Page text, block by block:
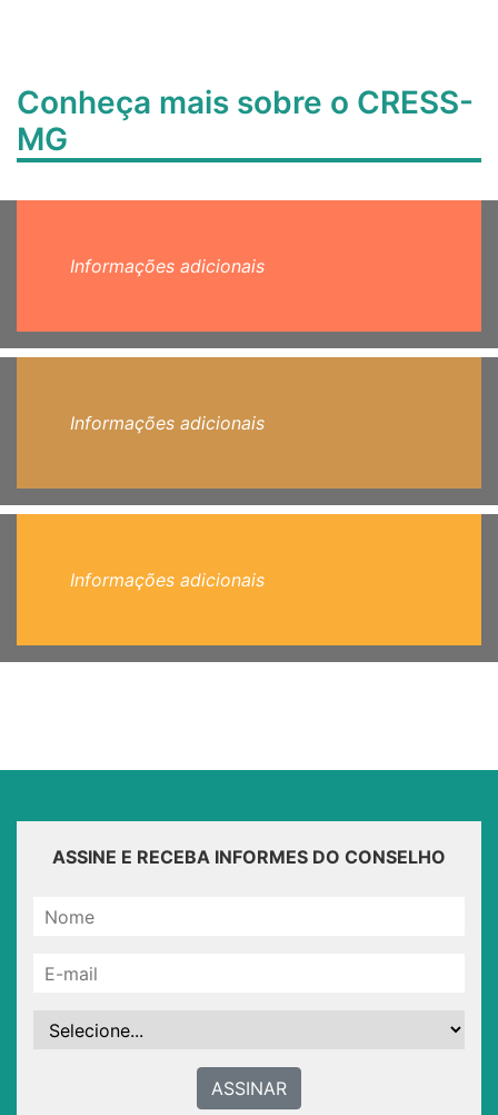
Conheça mais sobre o CRESS-
MG
Informações adicionais
Informações adicionais
Informações adicionais
ASSINE E RECEBA INFORMES DO CONSELHO
ASSINAR